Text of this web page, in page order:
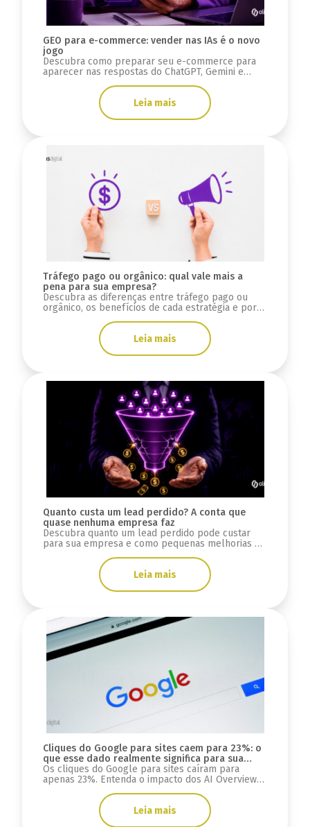
GEO para e-commerce: vender nas IAs é o novo
jogo
Descubra como preparar seu e-commerce para
aparecer nas respostas do ChatGPT, Gemini e
Leia mais
Tráfego pago ou orgânico: qual vale mais a
pena para sua empresa?
Descubra as diferenças entre tráfego pago ou
orgânico, os benefícios de cada estratégia e por
Leia mais
Quanto custa um lead perdido? A conta que
quase nenhuma empresa faz
Descubra quanto um lead perdido pode custar
para sua empresa e como pequenas melhorias na
Leia mais
Cliques do Google para sites caem para 23%: o
que esse dado realmente significa para sua
estratégia digital?
Os cliques do Google para sites caíram para
apenas 23%. Entenda o impacto dos AI Overviews,
Leia mais